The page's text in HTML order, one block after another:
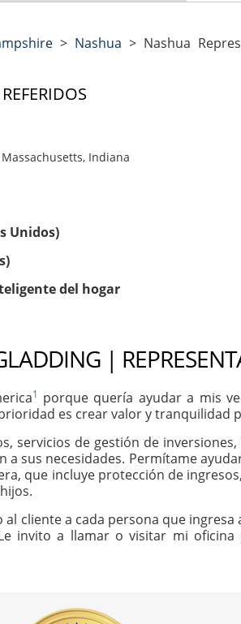
> Nashua > Nashua
Indiana
Unidos)
del hogar
|
1 porque quería ayudar a mis
es crear valor y tranquilidad
servicios de gestión de
sus necesidades. Permítame
que incluye protección de
cliente a cada persona que
invito a llamar o visitar mi